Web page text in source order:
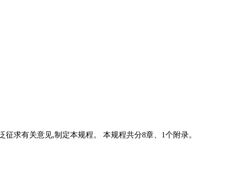
求有关意见,制定本规程。 本规程共分8章、1个附录。